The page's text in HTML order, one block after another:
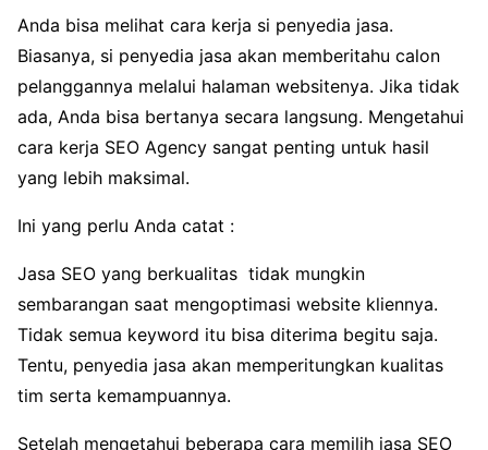
Anda bisa melihat cara kerja si penyedia jasa.
Biasanya, si penyedia jasa akan memberitahu calon
pelanggannya melalui halaman websitenya. Jika tidak
ada, Anda bisa bertanya secara langsung. Mengetahui
cara kerja SEO Agency sangat penting untuk hasil
yang lebih maksimal.
Ini yang perlu Anda catat :
Jasa SEO yang berkualitas tidak mungkin
sembarangan saat mengoptimasi website kliennya.
Tidak semua keyword itu bisa diterima begitu saja.
Tentu, penyedia jasa akan memperitungkan kualitas
tim serta kemampuannya.
Setelah mengetahui beberapa cara memilih jasa SEO